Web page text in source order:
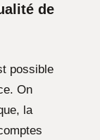
de
possible
On
la